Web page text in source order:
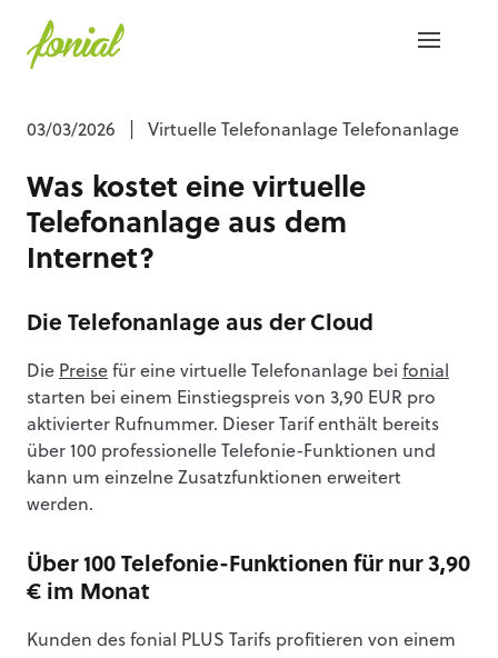
03/03/2026 Virtuelle Telefonanlage Telefonanlage
Was kostet eine virtuelle
Telefonanlage aus dem
Internet?
Die Telefonanlage aus der Cloud
Die Preise für eine virtuelle Telefonanlage bei fonial
starten bei einem Einstiegspreis von 3,90 EUR pro
aktivierter Rufnummer. Dieser Tarif enthält bereits
über 100 professionelle Telefonie-Funktionen und
kann um einzelne Zusatzfunktionen erweitert
werden.
Über 100 Telefonie-Funktionen für nur 3,90
€ im Monat
Kunden des fonial PLUS Tarifs profitieren von einem